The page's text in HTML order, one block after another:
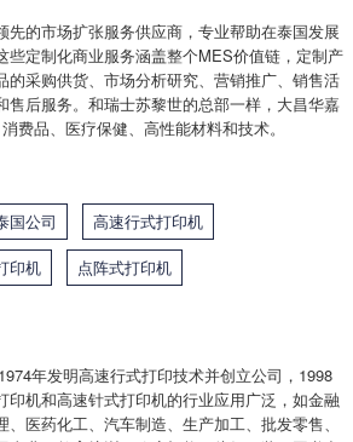
先的市场扩张服务供应商，专业帮助在泰国发展
些定制化商业服务涵盖整个MES价值链，定制产
的采购供货、市场分析研究、营销推广、销售活
售后服务。和瑞士苏黎世的总部一样，大昌华嘉
费品、医疗保健、高性能材料和技术。
国公司
高速行式打印机
印机 点阵式打印机
年发明高速行式打印技术并创立公司，1998
印机和高速针式打印机的行业应用广泛，如金融
医药化工、汽车制造、生产加工、批发零售、